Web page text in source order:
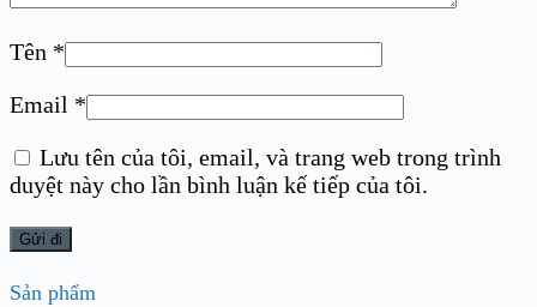
Tên *
Email *
Lưu tên của tôi, email, và trang web trong trình
duyệt này cho lần bình luận kế tiếp của tôi.
Sản phẩm